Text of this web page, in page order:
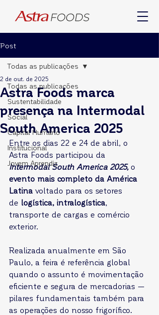
Post
Todas as publicações
Sustentabilidade
Social
Capital Humano
Institucional
Jovem Aprendiz
Todas as publicações
Astra Foods marca
presença na Intermodal
South America 2025
2 de out. de 2025
Entre os dias 22 e 24 de abril, o
Astra Foods participou da
Intermodal South America 2025, o
evento mais completo da América
Latina voltado para os setores
de logística, intralogística,
transporte de cargas e comércio
exterior.
Realizada anualmente em São
Paulo, a feira é referência global
quando o assunto é movimentação
eficiente e segura de mercadorias —
pilares fundamentais também para
as operações do nosso frigorífico.